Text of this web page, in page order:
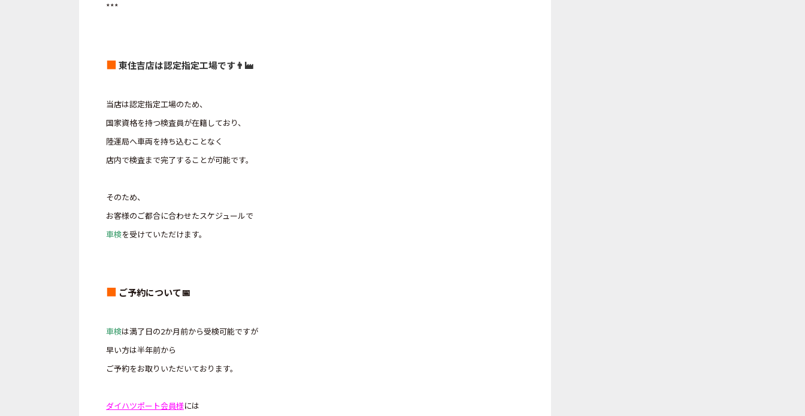
***
■東住吉店は認定指定工場です👨‍🏭
当店は認定指定工場のため、
国家資格を持つ検査員が在籍しており、
陸運局へ車両を持ち込むことなく
店内で検査まで完了することが可能です。
そのため、
お客様のご都合に合わせたスケジュールで
車検を受けていただけます。
■ ご予約について📅
車検は満了日の2か月前から受検可能ですが
早い方は半年前から
ご予約をお取りいただいております。
ダイハツポート会員様には